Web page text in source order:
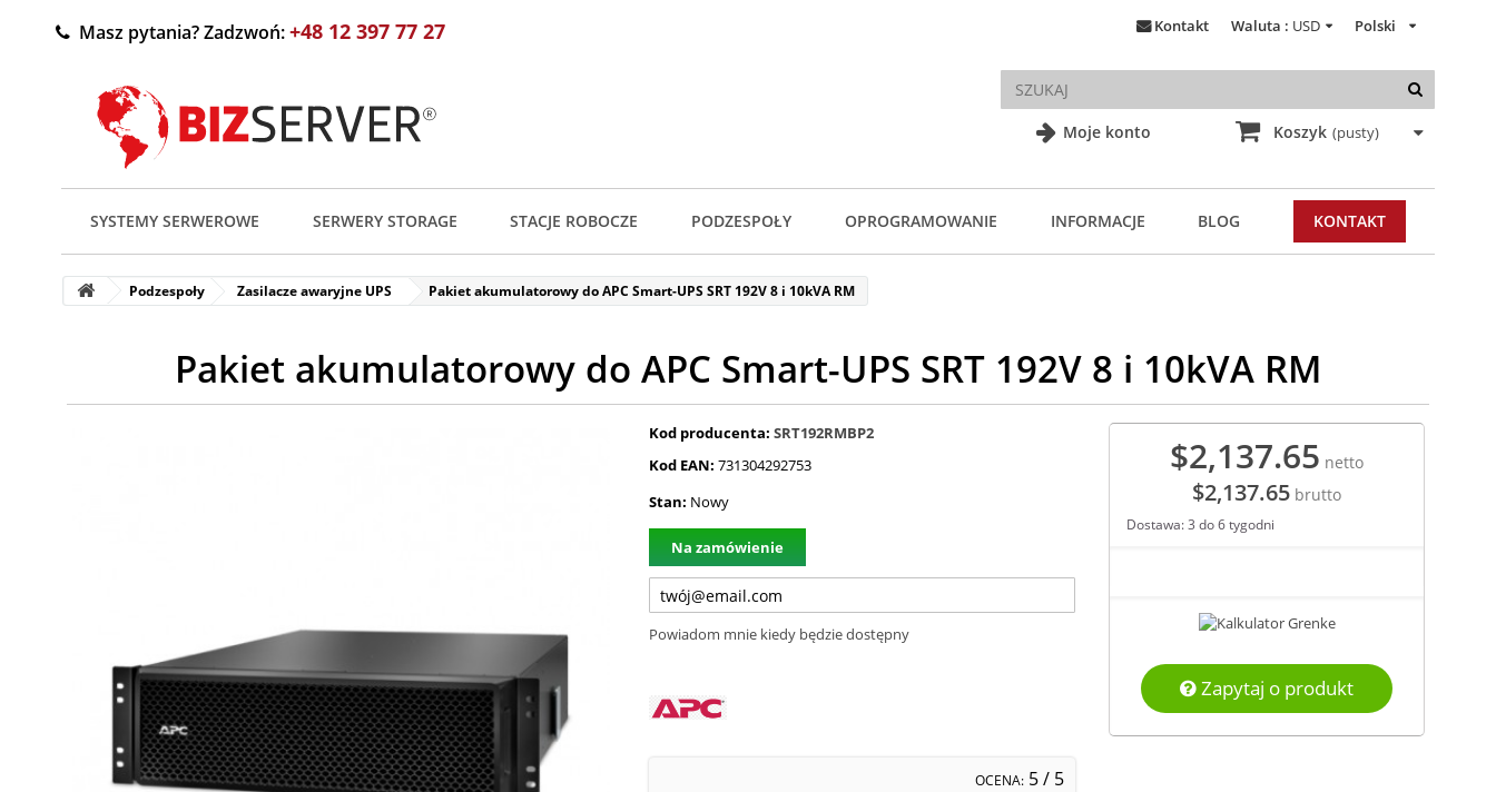
Moje konto
Polski
Waluta : USD
Kontakt
Masz pytania? Zadzwoń:+48 12 397 77 27
Koszyk (pusty)
SYSTEMY SERWEROWE SERWERY STORAGE STACJE ROBOCZE PODZESPOŁY OPROGRAMOWANIE INFORMACJE BLOG KONTAKT
Podzespoły Zasilacze awaryjne UPS Pakiet akumulatorowy do APC Smart-UPS SRT 192V 8 i 10kVA RM
Pakiet akumulatorowy do APC Smart-UPS SRT 192V 8 i 10kVA RM
Kod producenta: SRT192RMBP2
Kod EAN: 731304292753
Stan: Nowy
Na zamówienie
Powiadom mnie kiedy będzie dostępny
OCENA: 5/ 5
$2,137.65 netto
$2,137.65 brutto
Dostawa: 3 do 6 tygodni
Zapytaj o produkt